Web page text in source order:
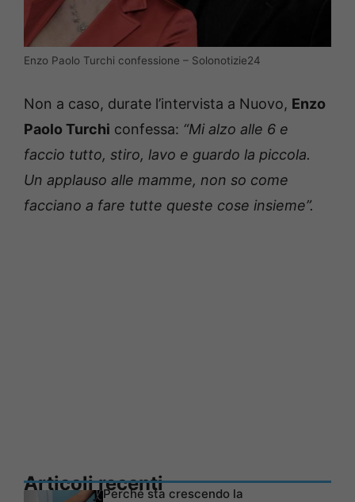
Enzo Paolo Turchi confessione – Solonotizie24
Non a caso, durate l’intervista a Nuovo, Enzo
Paolo Turchi confessa: “Mi alzo alle 6 e
faccio tutto, stiro, lavo e guardo la piccola.
Un applauso alle mamme, non so come
facciano a fare tutte queste cose insieme”.
Articoli recentiPerché sta crescendo la